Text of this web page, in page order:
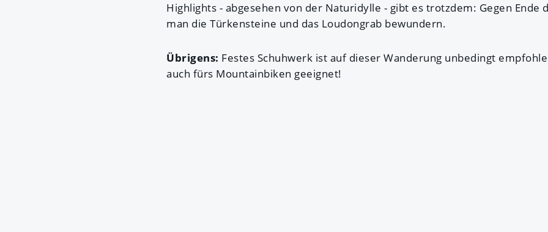
Highlights - abgesehen von der Naturidylle - gibt es trotzdem: Gegen Ende
man die Türkensteine und das Loudongrab bewundern.
Übrigens: Festes Schuhwerk ist auf dieser Wanderung unbedingt
auch fürs Mountainbiken geeignet!